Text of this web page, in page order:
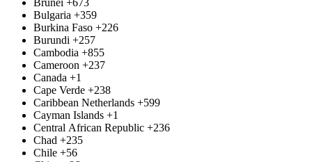
Brunei +673
Bulgaria +359
Burkina Faso +226
Burundi +257
Cambodia +855
Cameroon +237
Canada +1
Cape Verde +238
Caribbean Netherlands +599
Cayman Islands +1
Central African Republic +236
Chad +235
Chile +56